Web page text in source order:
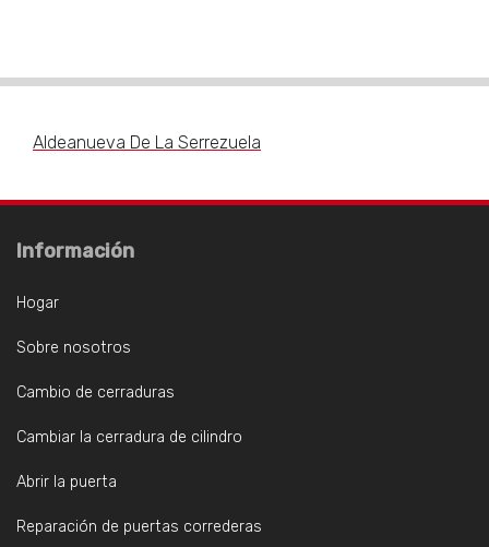
Aldeanueva De La Serrezuela
Información
Hogar
Sobre nosotros
Cambio de cerraduras
Cambiar la cerradura de cilindro
Abrir la puerta
Reparación de puertas correderas